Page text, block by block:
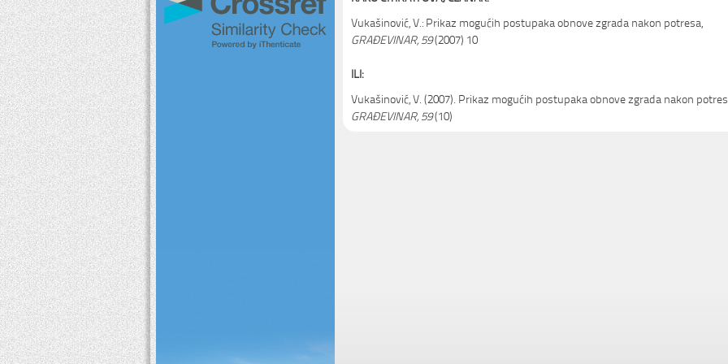
Vukašinović, V.: Prikaz mogućih postupaka obnove zgrada nakon potresa,
GRAĐEVINAR, 59(2007) 10
ILI:
Vukašinović, V. (2007). Prikaz mogućih postupaka obnove zgrada nakon
GRAĐEVINAR, 59(10)